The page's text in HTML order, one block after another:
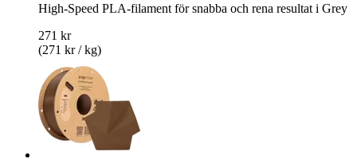
High-Speed PLA-filament för snabba och rena resultat i Grey
271 kr
(271 kr / kg)